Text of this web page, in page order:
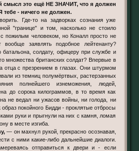
смысл это ещё НЕ ЗНАЧИТ, что я должен
- ничего не должен.
Где-то на задворках сознания уже
"границе" и том, насколько не стоило
пожилым человеком, но Коналл просто не
заявлять подобное лейтенанту?
солдату, офицеру при службе и
множества британских солдат? Впервые в
отца с презрением в глазах. Они штурмом
из темниц полумёртвых, растерзанных
полнейшего изнеможения, людей,
до сорока килограммов, в то время как
не ведал ни ужасов войны, ни голода, ни
образ покойного Бидди - проклятые отбросы
руки и прыгнули на них с камня, ломая
в месте изгиба.
— он махнул рукой, прекрасно осознавая,
с ними какие-либо дальнейшие диалоги.
отправиться к двери и - если